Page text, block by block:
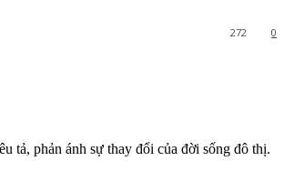
0
272
tả, phản ánh sự thay đổi của đời sống đô thị.